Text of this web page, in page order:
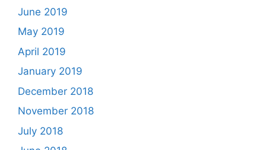
June 2019
May 2019
April 2019
January 2019
December 2018
November 2018
July 2018